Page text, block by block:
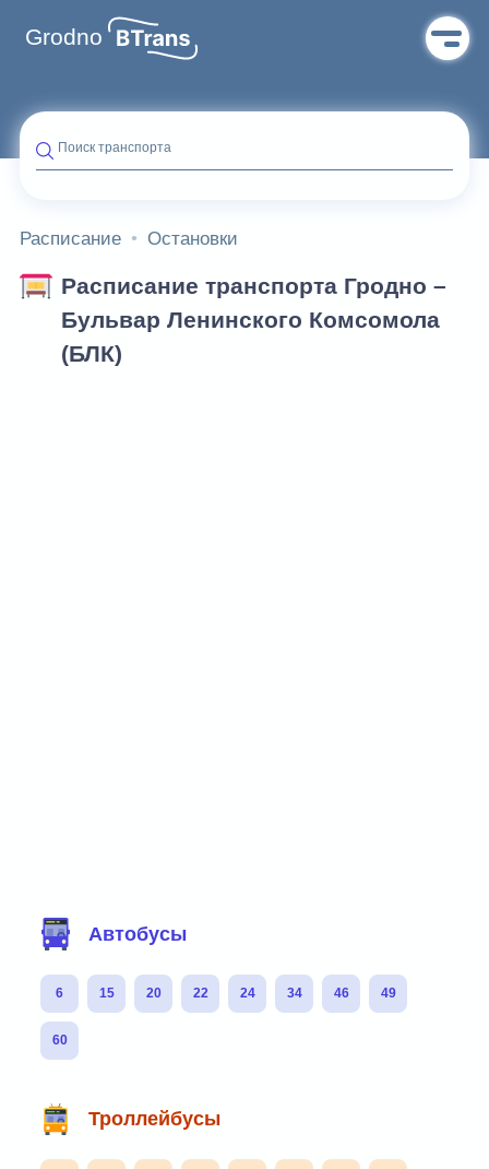
Grodno
Поиск транспорта
Расписание Остановки
Расписание транспорта Гродно –
Бульвар Ленинского Комсомола
(БЛК)
Автобусы
6 15 20 22 24 34 46 49
60
Троллейбусы